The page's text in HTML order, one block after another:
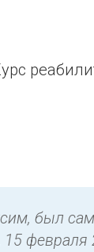
был
февраля